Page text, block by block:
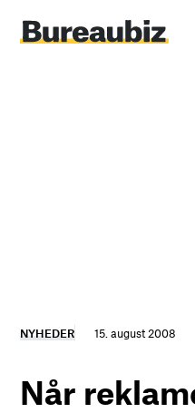
indhold
NYHEDER 15. august 2008
Når